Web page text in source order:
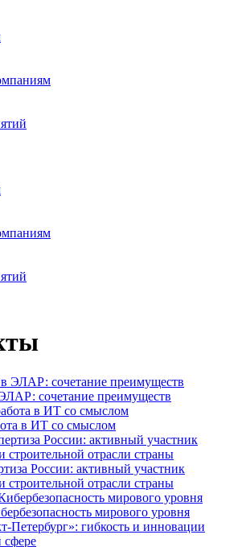
сочетание преимуществ
в ИТ со смыслом
России: активный участник
строительной отрасли страны
мирового уровня